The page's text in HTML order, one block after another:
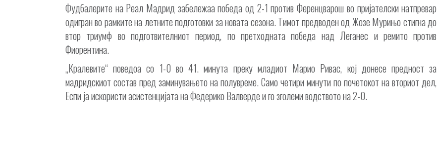
Фудбалерите на Реал Мадрид забележаа победа од 2-1 против Ференцварош во пријателски натпревар
одигран во рамките на летните подготовки за новата сезона. Тимот предводен од Жозе Мурињо стигна до
втор триумф во подготвителниот период, по претходната победа над Леганес и ремито против
Фиорентина.
„Кралевите“ поведоа со 1-0 во 41. минута преку младиот Марио Ривас, кој донесе предност за
мадридскиот состав пред заминувањето на полувреме. Само четири минути по почетокот на вториот дел,
Еспи ја искористи асистенцијата на Федерико Валверде и го зголеми водството на 2-0.